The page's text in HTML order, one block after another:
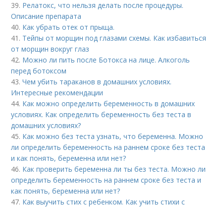
39. Релатокс, что нельзя делать после процедуры.
Описание препарата
40. Как убрать отек от прыща.
41. Тейпы от морщин под глазами схемы. Как избавиться
от морщин вокруг глаз
42. Можно ли пить после Ботокса на лице. Алкоголь
перед ботоксом
43.Чем убить тараканов в домашних условиях.
Интересные рекомендации
44. Как можно определить беременность в домашних
условиях. Как определить беременность без теста в
домашних условиях?
45. Как можно без теста узнать, что беременна. Можно
ли определить беременность на раннем сроке без теста
и как понять, беременна или нет?
46. Как проверить беременна ли ты без теста. Можно ли
определить беременность на раннем сроке без теста и
как понять, беременна или нет?
47. Как выучить стих с ребенком. Как учить стихи с